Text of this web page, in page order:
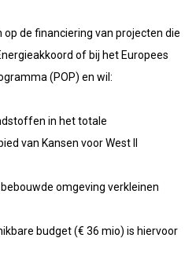
op de financiering van projecten die
of bij het Europees
(POP) en wil:
in het totale
van Kansen voor West II
omgeving verkleinen
budget (€ 36 mio) is hiervoor